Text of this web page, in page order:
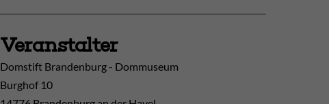
Veranstalter
Domstift Brandenburg - Dommuseum
Burghof 10